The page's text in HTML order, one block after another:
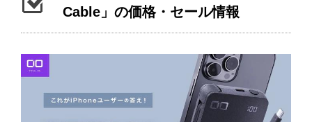
Cable」の価格・セール情報